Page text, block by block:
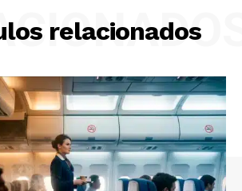
relacionados